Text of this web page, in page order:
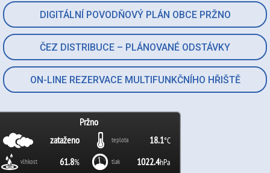
DIGITÁLNÍ POVODŇOVÝ PLÁN OBCE PRŽNO
ČEZ DISTRIBUCE – PLÁNOVANÉ ODSTÁVKY
ON-LINE REZERVACE MULTIFUNKČNÍHO HŘIŠTĚ